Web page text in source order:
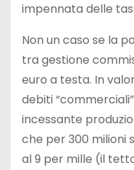
impennata delle
Non un caso se la
tra gestione
euro a testa. In
debiti
incessante
che per 300 milioni
al 9 per mille (il